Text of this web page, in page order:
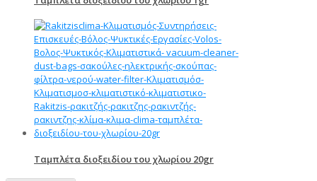
Ταμπλέτα διοξειδίου του χλωρίου 20gr